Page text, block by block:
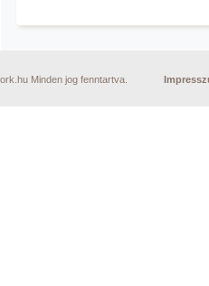
Minden jog fenntartva.